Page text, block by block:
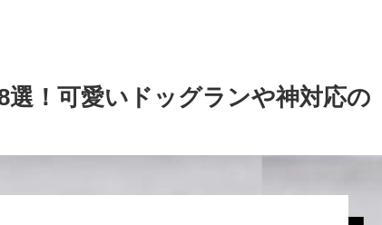
！可愛いドッグランや神対応の